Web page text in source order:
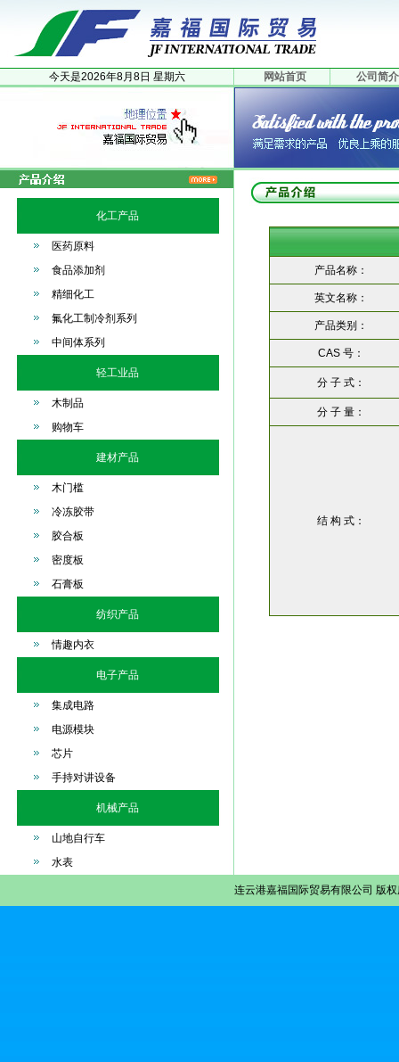
今天是2026年8月 8日 星期六 网站首页 公司简介
化工产品
医药原料
食品添加剂
精细化工
氟化工制冷剂系列
中间体系列
轻工业品
木制品
购物车
建材产品
木门槛
冷冻胶带
胶合板
密度板
石膏板
纺织产品
情趣内衣
电子产品
集成电路
电源模块
芯片
手持对讲设备
机械产品
山地自行车
水表
产品名称：
英文名称：
产品类别：
CAS 号：
分 子 式：
分 子 量：
结 构 式：
连云港嘉福国际贸易有限公司 版